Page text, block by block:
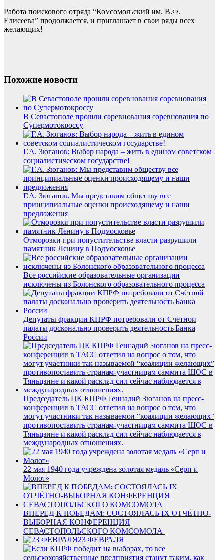
Работа поискового отряда “Комсомольский им. В.Ф.
Елисеева” продолжается, и приглашает в свои ряды всех
желающих!
Похожие новости
В Севастополе прошли соревнования соревнования по
Супермотокроссу
Г.А. Зюганов: Выбор народа – жить в едином советском
социалистическом государстве!
Г.А. Зюганов: Мы представим обществу все
принципиальные оценки происходящему и наши
предложения
Отморозки при попустительстве власти разрушили
памятник Ленину в Подмосковье
Все российские образовательные организации
исключены из Болонского образовательного процесса
Депутаты фракции КПРФ потребовали от Счётной
палаты досконально проверить деятельность Банка
России
Председатель ЦК КПРФ Геннадий Зюганов на пресс-
конференции в ТАСС ответил на вопрос о том, что
могут участники так называемой “коалиции желающих”
противопоставить странам-участницам саммита ШОС в
Тяньцзине и какой расклад сил сейчас наблюдается в
международных отношениях.
22 мая 1940 года учреждена золотая медаль «Серп и
Молот»
ВПЕРЕД К ПОБЕДАМ: СОСТОЯЛАСЬ IX ОТЧЁТНО-
ВЫБОРНАЯ КОНФЕРЕНЦИЯ
СЕВАСТОПОЛЬСКОГО КОМСОМОЛА
23 ФЕВРАЛЯ